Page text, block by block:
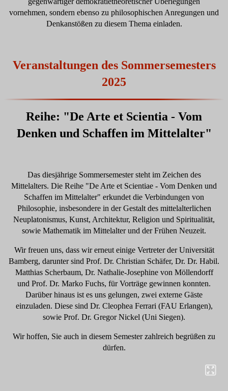
vornehmen, sondern ebenso zu philosophischen Anregungen und
Denkanstößen zu diesem Thema einladen.
Veranstaltungen des Sommersemesters
2025
Reihe: "De Arte et Scientia - Vom
Denken und Schaffen im Mittelalter"
Das diesjährige Sommersemester steht im Zeichen des
Mittelalters. Die Reihe "De Arte et Scientiae - Vom Denken und
Schaffen im Mittelalter" erkundet die Verbindungen von
Philosophie, insbesondere in der Gestalt des mittelalterlichen
Neuplatonismus, Kunst, Architektur, Religion und Spiritualität,
sowie Mathematik im Mittelalter und der Frühen Neuzeit.
Wir freuen uns, dass wir erneut einige Vertreter der Universität
Bamberg, darunter sind Prof. Dr. Christian Schäfer, Dr. Dr. Habil.
Matthias Scherbaum, Dr. Nathalie-Josephine von Möllendorff
und Prof. Dr. Marko Fuchs, für Vorträge gewinnen konnten.
Darüber hinaus ist es uns gelungen, zwei externe Gäste
einzuladen. Diese sind Dr. Cleophea Ferrari (FAU Erlangen),
sowie Prof. Dr. Gregor Nickel (Uni Siegen).
Wir hoffen, Sie auch in diesem Semester zahlreich begrüßen zu
dürfen.